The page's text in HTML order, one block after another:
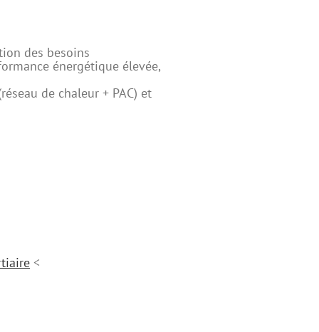
des besoins
énergétique élevée,
de chaleur + PAC) et
<